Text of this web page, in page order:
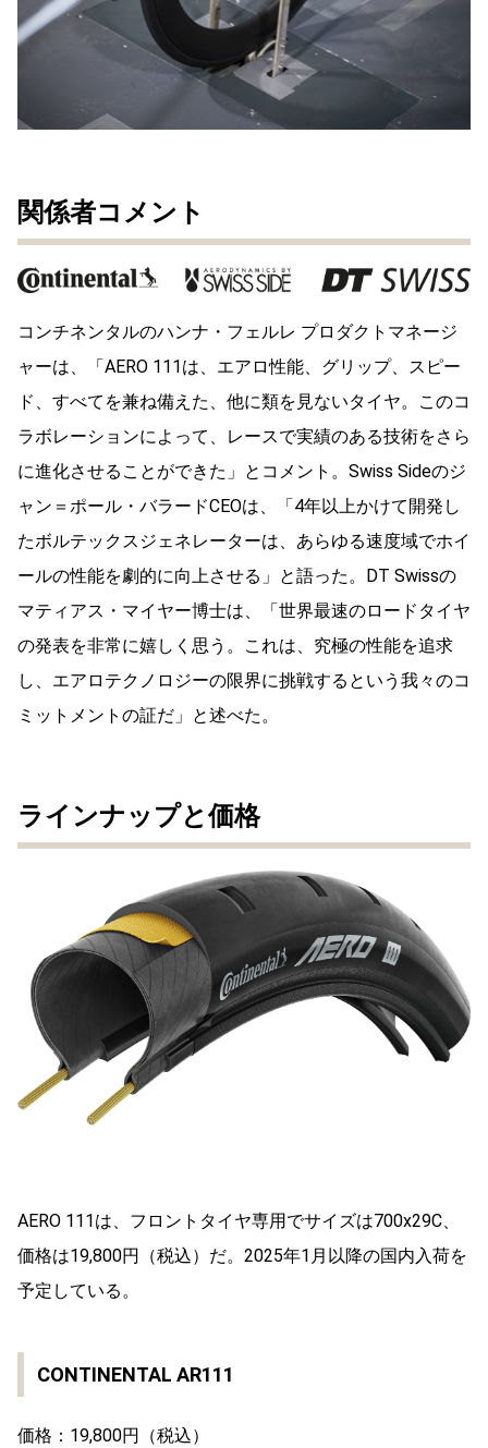
関係者コメント
コンチネンタルのハンナ・フェルレ プロダクトマネージ
ャーは、「AERO 111は、エアロ性能、グリップ、スピー
ド、すべてを兼ね備えた、他に類を見ないタイヤ。このコ
ラボレーションによって、レースで実績のある技術をさら
に進化させることができた」とコメント。Swiss Sideのジ
ャン＝ポール・バラードCEOは、「4年以上かけて開発し
たボルテックスジェネレーターは、あらゆる速度域でホイ
ールの性能を劇的に向上させる」と語った。DT Swissの
マティアス・マイヤー博士は、「世界最速のロードタイヤ
の発表を非常に嬉しく思う。これは、究極の性能を追求
し、エアロテクノロジーの限界に挑戦するという我々のコ
ミットメントの証だ」と述べた。
ラインナップと価格
AERO 111は、フロントタイヤ専用でサイズは700x29C、
価格は19,800円（税込）だ。2025年1月以降の国内入荷を
予定している。
CONTINENTAL AR111
価格：19,800円（税込）